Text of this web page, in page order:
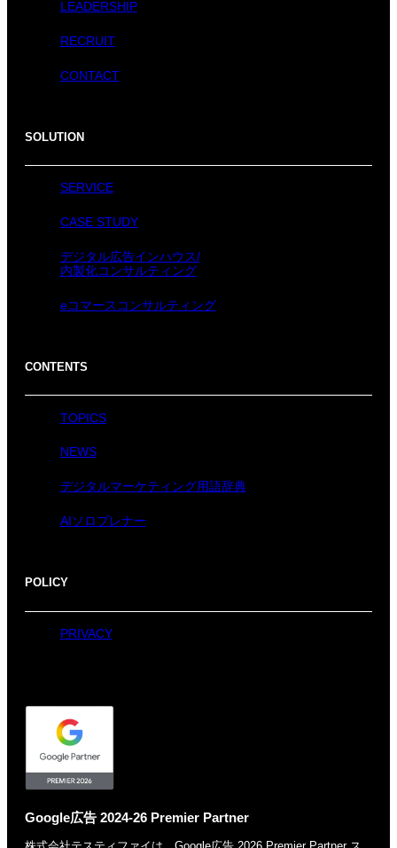
LEADERSHIP
RECRUIT
CONTACT
SOLUTION
SERVICE
CASE STUDY
デジタル広告インハウス/
内製化コンサルティング
eコマースコンサルティング
CONTENTS
TOPICS
NEWS
デジタルマーケティング用語辞典
AIソロプレナー
POLICY
PRIVACY
Google広告 2024-26 Premier Partner